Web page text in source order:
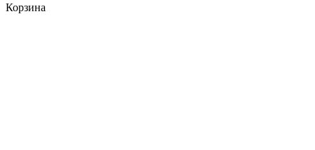
Корзина